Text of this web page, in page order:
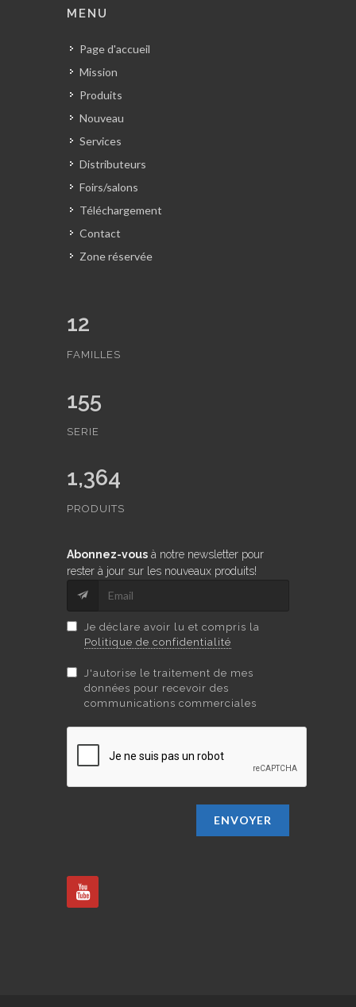
MENU
Page d'accueil
Mission
Produits
Nouveau
Services
Distributeurs
Foirs/salons
Téléchargement
Contact
Zone réservée
12
FAMILLES
155
SERIE
1,364
PRODUITS
Abonnez-vous à notre newsletter pour
rester à jour sur les nouveaux produits!
Je déclare avoir lu et compris la
Politique de confidentialité
J'autorise le traitement de mes
données pour recevoir des
communications commerciales
ENVOYER